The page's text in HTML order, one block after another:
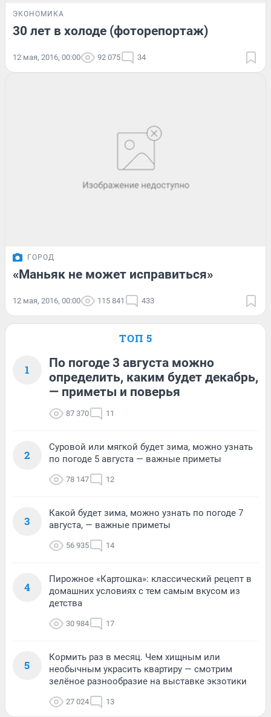
ЭКОНОМИКА
30 лет в холоде (фоторепортаж)
12 мая, 2016, 00:00 92 075 34
ГОРОД
«Маньяк не может исправиться»
12 мая, 2016, 00:00 115 841 433
ТОП 5
1
По погоде 3 августа можно
определить, каким будет декабрь,
— приметы и поверья
87 370 11
2
Суровой или мягкой будет зима, можно узнать
по погоде 5 августа — важные приметы
78 147 12
3
Какой будет зима, можно узнать по погоде 7
августа, — важные приметы
56 935 14
4
Пирожное «Картошка»: классический рецепт в
домашних условиях с тем самым вкусом из
детства
30 984 17
5
Кормить раз в месяц. Чем хищным или
необычным украсить квартиру — смотрим
зелёное разнообразие на выставке экзотики
27 024 13